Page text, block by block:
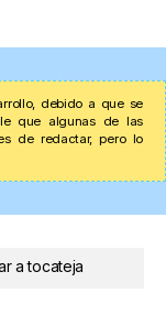
debido a que se
que algunas de las
de redactar, pero lo
a tocateja